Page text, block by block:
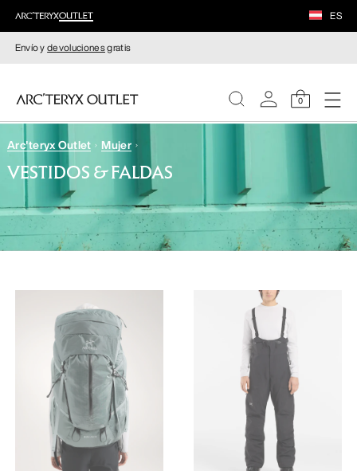
ES
Envío ydevolucionesgratis
0
MUJERE
HOMBRE
Arc'teryx Outlet Mujer
VESTIDOS & FALDAS